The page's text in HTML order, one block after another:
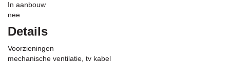
In aanbouw
nee
Details
Voorzieningen
mechanische ventilatie, tv kabel